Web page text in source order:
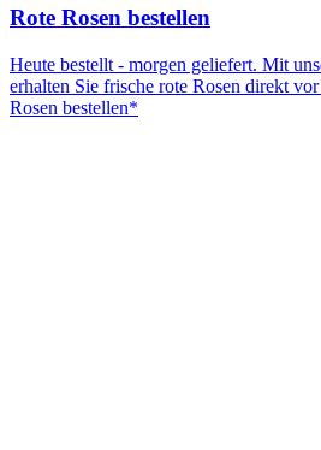
Rote Rosen bestellen
Heute bestellt - morgen geliefert. Mit
erhalten Sie frische rote Rosen direkt
Rosen bestellen*